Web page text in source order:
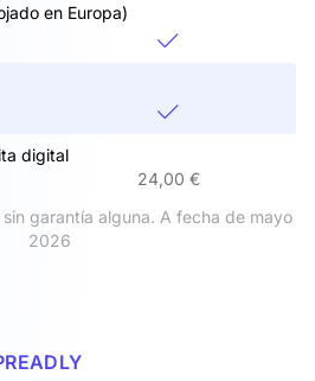
en Europa)
digital
24,00 €
garantía alguna. A fecha de mayo
2026